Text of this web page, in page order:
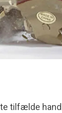
tilfælde